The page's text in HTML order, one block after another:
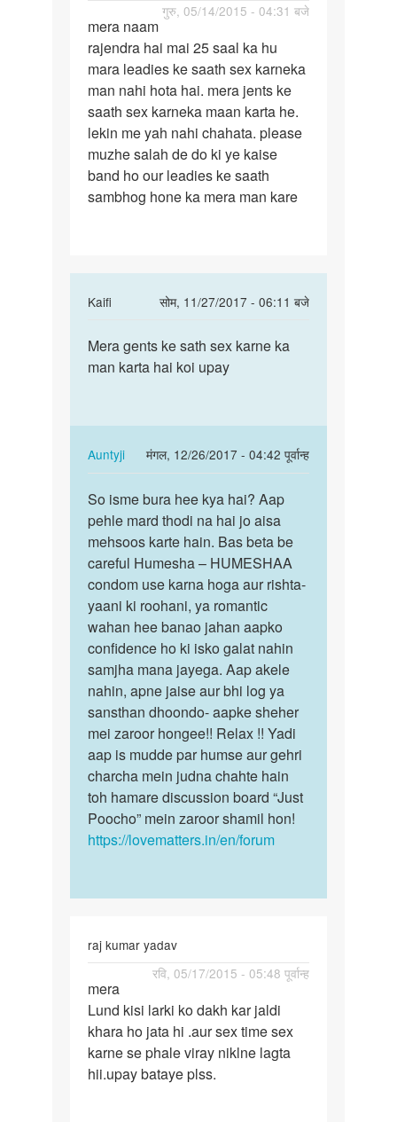
गुरु, 05/14/2015 - 04:31 बजे
mera
naam
rajendra
hai
mai
25
mera naam
rajendra hai mai 25 saal ka hu
mara leadies ke saath sex karneka
man nahi hota hai. mera jents ke
saath sex karneka maan karta he.
lekin me yah nahi chahata. please
muzhe salah de do ki ye kaise
band ho our leadies ke saath
sambhog hone ka mera man kare
Kaifi
सोम, 11/27/2017 - 06:11 बजे
to
mera
hai
mai
25
by
rajendra
waghmare
Mera
gents
sex
karne…
Mera gents ke sath sex karne ka
man karta hai koi upay
Auntyji
मंगल, 12/26/2017 - 04:42 पूर्वान्ह
In
reply
to
Mera
gents
ke
sath
sex
karne…
by
Kaifi
So
isme
bura
hee
kya
hai?…
So isme bura hee kya hai? Aap
pehle mard thodi na hai jo aisa
mehsoos karte hain. Bas beta be
careful Humesha – HUMESHAA
condom use karna hoga aur rishta-
yaani ki roohani, ya romantic
wahan hee banao jahan aapko
confidence ho ki isko galat nahin
samjha mana jayega. Aap akele
nahin, apne jaise aur bhi log ya
sansthan dhoondo- aapke sheher
mei zaroor hongee!! Relax !! Yadi
aap is mudde par humse aur gehri
charcha mein judna chahte hain
toh hamare discussion board “Just
Poocho” mein zaroor shamil hon!
https://lovematters.in/en/forum
raj kumar yadav
रवि, 05/17/2015 - 05:48 पूर्वान्ह
mera
Lund
kisi
larki
ko
mera
Lund kisi larki ko dakh kar jaldi
khara ho jata hi .aur sex time sex
karne se phale viray niklne lagta
hii.upay bataye plss.